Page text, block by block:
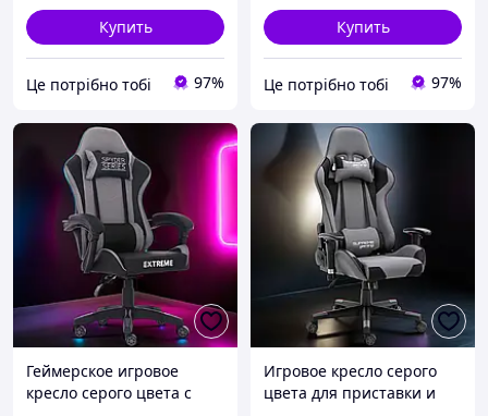
Купить
Це потрібно тобі 97%
Купить
Це потрібно тобі 97%
Геймерское игровое
кресло серого цвета с
Игровое кресло серого
цвета для приставки и